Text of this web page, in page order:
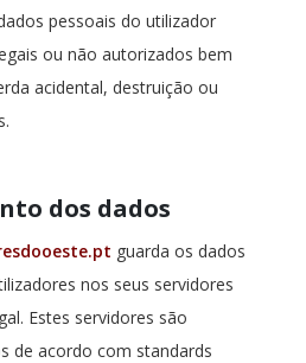
pessoais do utilizador
ou não autorizados bem
acidental, destruição ou
dos dados
guarda os dados
nos seus servidores
Estes servidores são
de acordo com standards